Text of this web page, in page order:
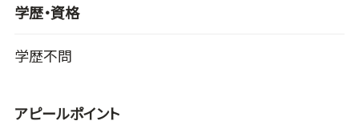
学歴・資格
学歴不問
アピールポイント